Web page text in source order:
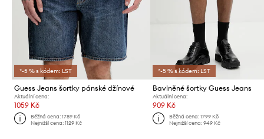
*-5 % s kódem: LST
Guess Jeans šortky pánské džínové
Aktuální cena:
1059 Kč
Běžná cena:1789 Kč
Nejnižší cena:1129 Kč
*-5 % s kódem: LST
Bavlněné šortky Guess Jeans
Aktuální cena:
909 Kč
Běžná cena: 1799 Kč
Nejnižší cena: 949 Kč